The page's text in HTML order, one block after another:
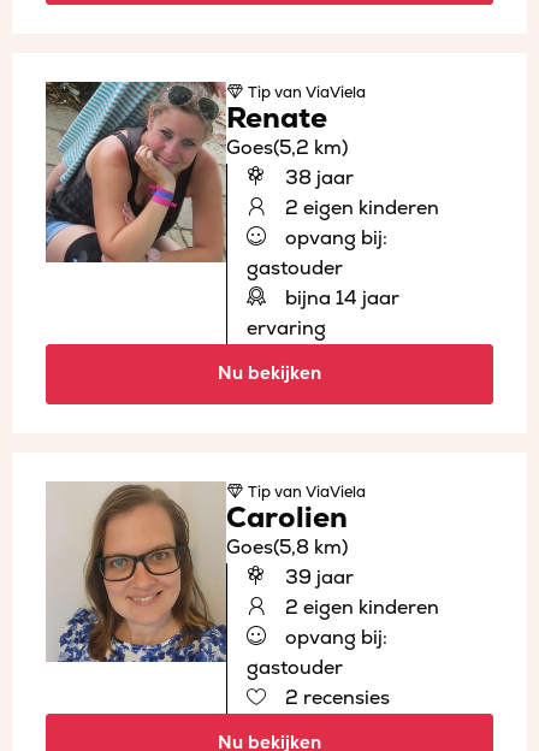
Tipvan ViaViela
Renate
Goes(5,2 km)
38 jaar
2 eigen kinderen
opvang bij:
gastouder
bijna 14 jaar
ervaring
Nu bekijken
Tipvan ViaViela
Carolien
Goes(5,8 km)
39 jaar
2 eigen kinderen
opvang bij:
gastouder
2 recensies
Nu bekijken